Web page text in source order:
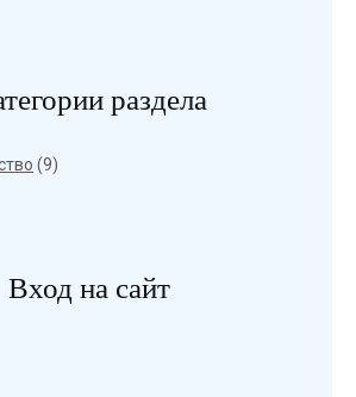
раздела
(9)
Вход на сайт